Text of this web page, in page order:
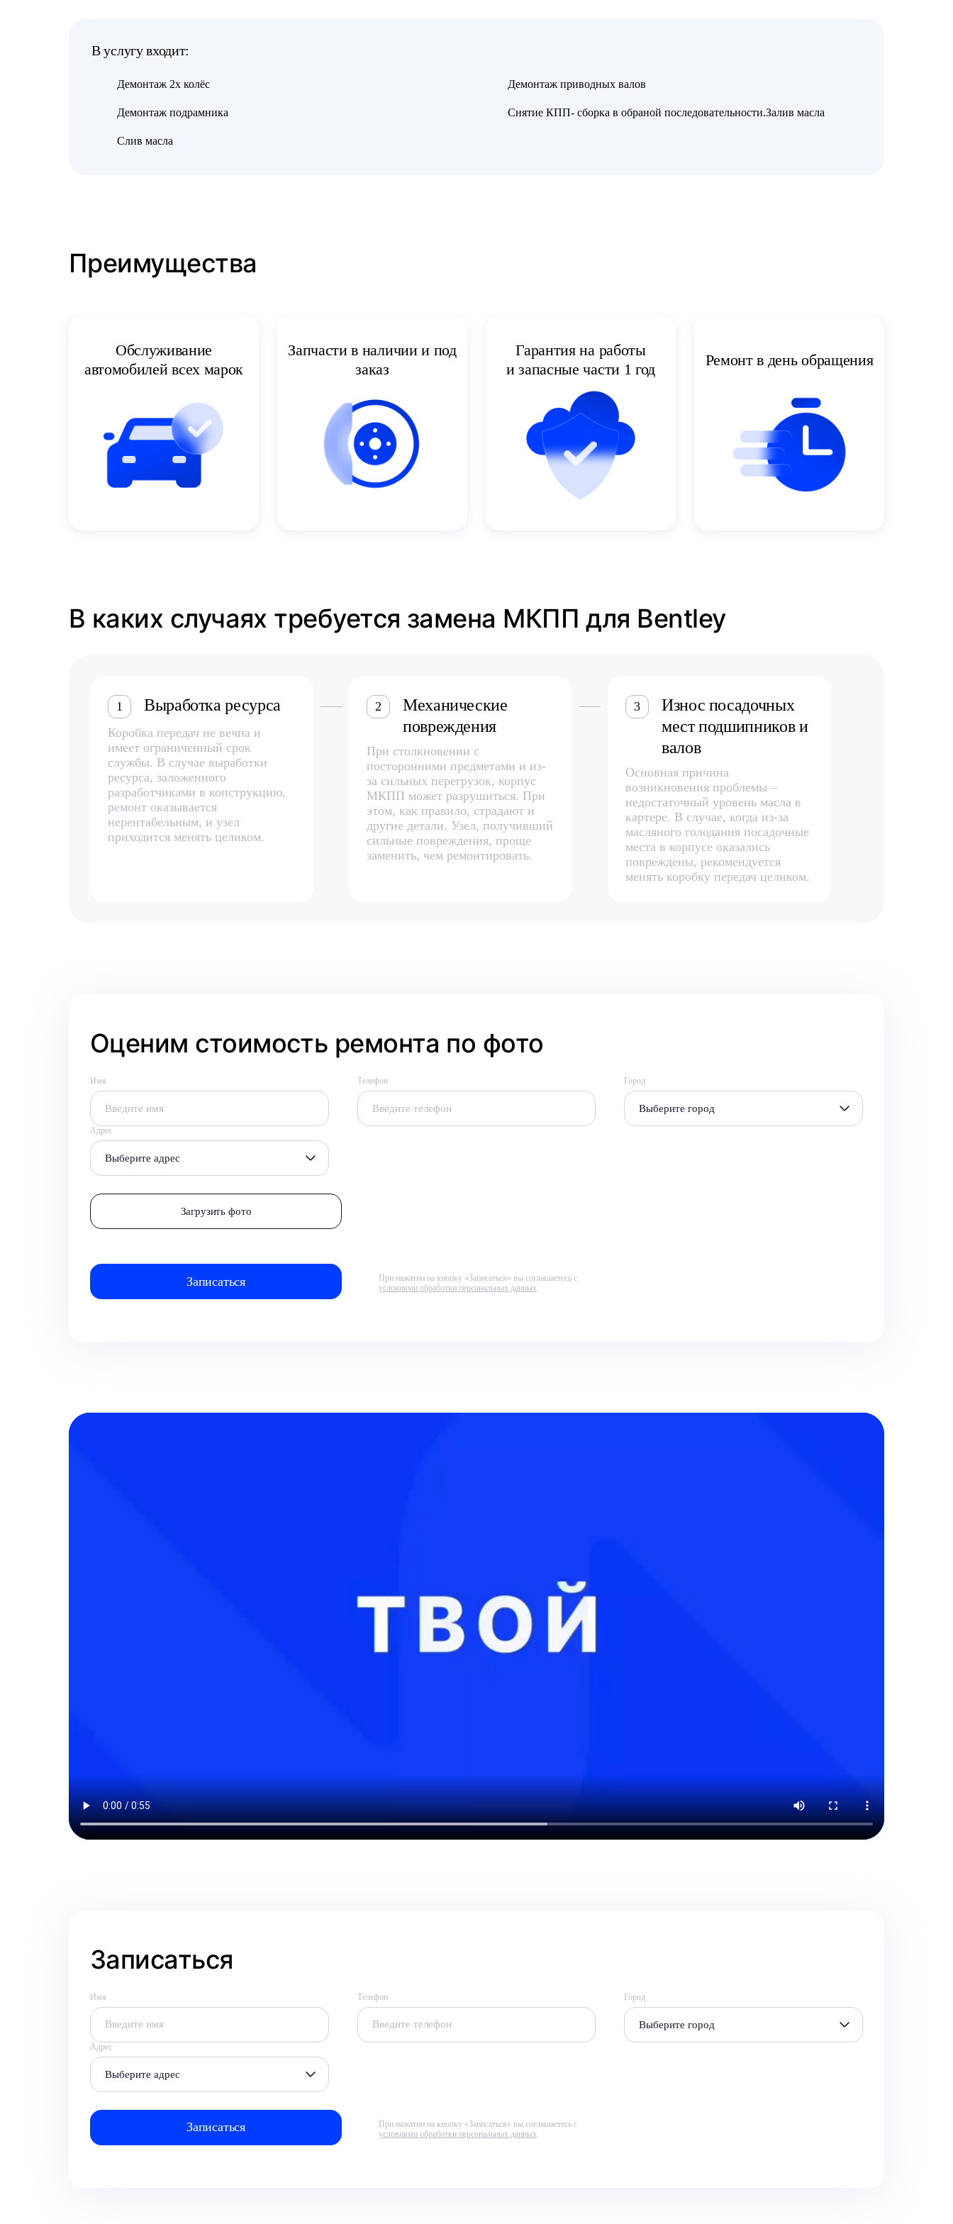
В услугу входит:
Демонтаж 2х колёс
Демонтаж подрамника
Слив масла
Демонтаж приводных валов
Снятие КПП- сборка в обраной последовательности.Залив масла
Преимущества
Обслуживание
автомобилей всех марок
Запчасти в наличии и под
заказ
Гарантия на работы
и запасные части 1 год
Ремонт в день обращения
В каких случаях требуется замена МКПП для Bentley
1 Выработка ресурса
Коробка передач не вечна и
имеет ограниченный срок
службы. В случае выработки
ресурса, заложенного
разработчиками в конструкцию,
ремонт оказывается
нерентабельным, и узел
приходится менять целиком.
2
Механические
повреждения
При столкновении с
посторонними предметами и из-
за сильных перегрузок, корпус
МКПП может разрушиться. При
этом, как правило, страдают и
другие детали. Узел, получивший
сильные повреждения, проще
заменить, чем ремонтировать.
3
Износ посадочных
мест подшипников и
валов
Основная причина
возникновения проблемы –
недостаточный уровень масла в
картере. В случае, когда из-за
масляного голодания посадочные
места в корпусе оказались
повреждены, рекомендуется
менять коробку передач целиком.
Оценим стоимость ремонта по фото
Имя Телефон Город
Выберите город
Адрес
Выберите адрес
Загрузить фото
При нажатии на кнопку «Записаться» вы соглашаетесь с
условиями обработки персональных данных
Записаться
Имя Телефон Город
Выберите город
Адрес
Выберите адрес
При нажатии на кнопку «Записаться» вы соглашаетесь с
условиями обработки персональных данных